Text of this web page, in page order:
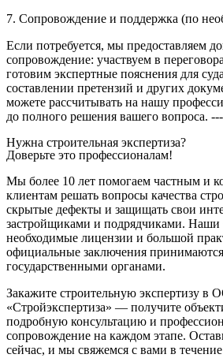
7. Сопровождение и поддержка (по
Если потребуется, мы предоставляем
сопровождение: участвуем в
готовим экспертные пояснения для
составлении претензий и других
можете рассчитывать на нашу
до полного решения вашего вопроса.
Нужна строительная экспертиза?
Доверьте это профессионалам!
Мы более 10 лет помогаем частным и
клиентам решать вопросы качества
скрытые дефекты и защищать свои
застройщиками и подрядчиками. Наши
необходимые лицензии и большой
официальные заключения
государственными органами.
Закажите строительную экспертизу в
«Стройэкспертиза» — получите
подробную консультацию и
сопровождение на каждом этапе.
сейчас, и мы свяжемся с вами в